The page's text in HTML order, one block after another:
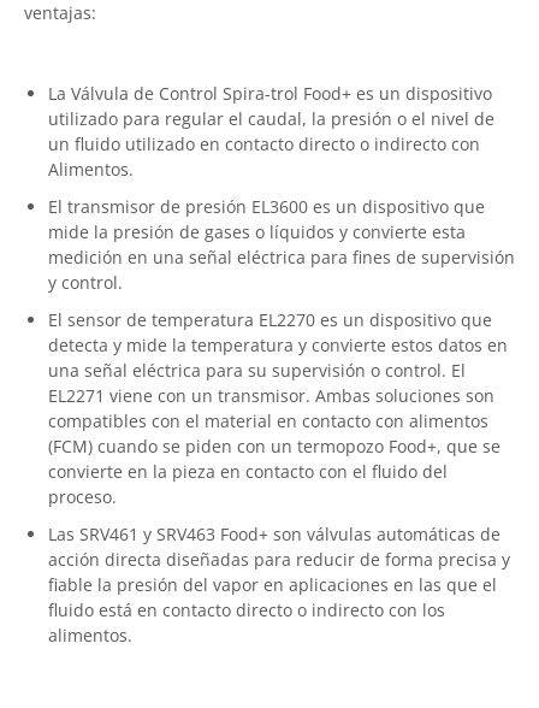
ventajas:
La Válvula de Control Spira-trol Food+ es un dispositivo
utilizado para regular el caudal, la presión o el nivel de
un fluido utilizado en contacto directo o indirecto con
Alimentos.
El transmisor de presión EL3600 es un dispositivo que
mide la presión de gases o líquidos y convierte esta
medición en una señal eléctrica para fines de supervisión
y control.
El sensor de temperatura EL2270 es un dispositivo que
detecta y mide la temperatura y convierte estos datos en
una señal eléctrica para su supervisión o control. El
EL2271 viene con un transmisor. Ambas soluciones son
compatibles con el material en contacto con alimentos
(FCM) cuando se piden con un termopozo Food+, que se
convierte en la pieza en contacto con el fluido del
proceso.
Las SRV461 y SRV463 Food+ son válvulas automáticas de
acción directa diseñadas para reducir de forma precisa y
fiable la presión del vapor en aplicaciones en las que el
fluido está en contacto directo o indirecto con los
alimentos.